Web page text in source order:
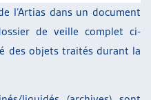
l’Artias dans un document
de veille complet ci-
des objets traités durant la